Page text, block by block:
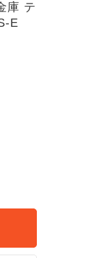
庫 テ
E